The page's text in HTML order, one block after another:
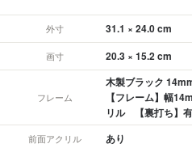
外寸 31.1 × 24.0 cm
画寸 20.3 × 15.2 cm
フレーム
木製ブラック
【フレーム】幅
リル 【裏打ち】
前面アクリル あり